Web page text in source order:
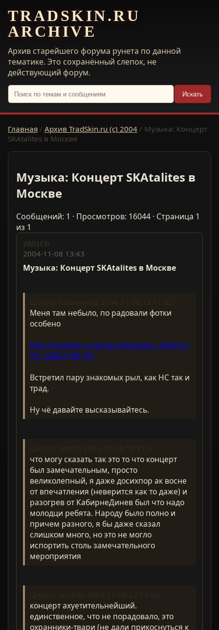
TRADSKIN.RU
ARCHIVE
Архив старейшего форума рунета по данной
тематике. Это сохранённый слепок, не
действующий форум.
Искать
Главная / Архив TradSkin.ru (с) 2004 / Музыка: Концерт
SKAtalites в Москве
Музыка: Концерт SKAtalites в
Москве
Сообщений: 1 · Просмотров: 16044 · Страница 1
из 1
zWitCh
2004-11-08 13:43
Музыка: Концерт SKAtalites в Москве
Меня там небыло, по радовали фотки
особено
http://tradskin.ru/photo/skatalites_2004/tn/
TN_CIMG1786.JPG
Встретил пару знакомых рыл, как НС так и
трад.
Ну чё давайте высказывайтесь.
что могу сказать так это то что концерт
был замечательным, просто
великолепный, я даже досихпор ак восне
от впечатления (неверится как то даже) и
разогрев от КабирнеДинев был что надо
молодци ребята. Народу было полно и
причем разного, я бы даже сказал
слишком много, но это не могло
испортить столь замечательного
мероприятия
концерт ахуетительнейший.
единственное, что не порадовало, это
охранники-твари (не дали прикоснуться к